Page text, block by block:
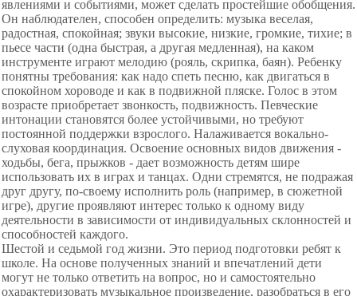
явлениями и событиями, может сделать простейшие обобщения.
Он наблюдателен, способен определить: музыка веселая,
радостная, спокойная; звуки высокие, низкие, громкие, тихие; в
пьесе части (одна быстрая, а другая медленная), на каком
инструменте играют мелодию (рояль, скрипка, баян). Ребенку
понятны требования: как надо спеть песню, как двигаться в
спокойном хороводе и как в подвижной пляске. Голос в этом
возрасте приобретает звонкость, подвижность. Певческие
интонации становятся более устойчивыми, но требуют
постоянной поддержки взрослого. Налаживается вокально-
слуховая координация. Освоение основных видов движения -
ходьбы, бега, прыжков - дает возможность детям шире
использовать их в играх и танцах. Одни стремятся, не подражая
друг другу, по-своему исполнить роль (например, в сюжетной
игре), другие проявляют интерес только к одному виду
деятельности в зависимости от индивидуальных склонностей и
способностей каждого.
Шестой и седьмой год жизни. Это период подготовки ребят к
школе. На основе полученных знаний и впечатлений дети
могут не только ответить на вопрос, но и самостоятельно
охарактеризовать музыкальное произведение, разобраться в его